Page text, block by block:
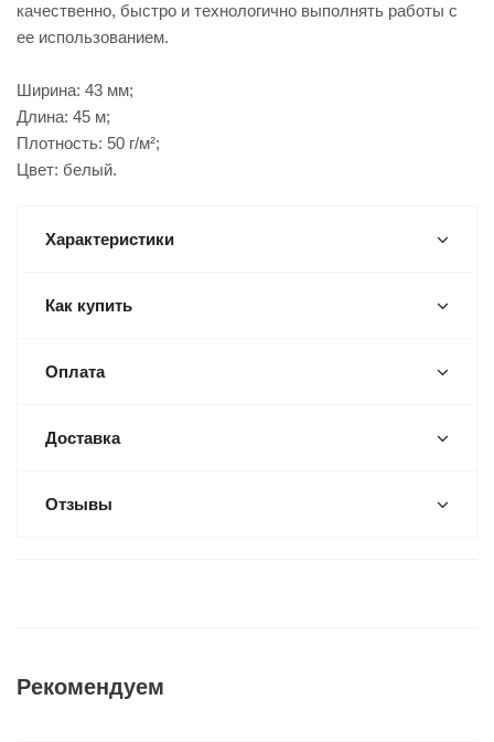
качественно, быстро и технологично выполнять работы с
ее использованием.
Ширина: 43 мм;
Длина: 45 м;
Плотность: 50 г/м²;
Цвет: белый.
Характеристики
Как купить
Оплата
Доставка
Отзывы
Рекомендуем